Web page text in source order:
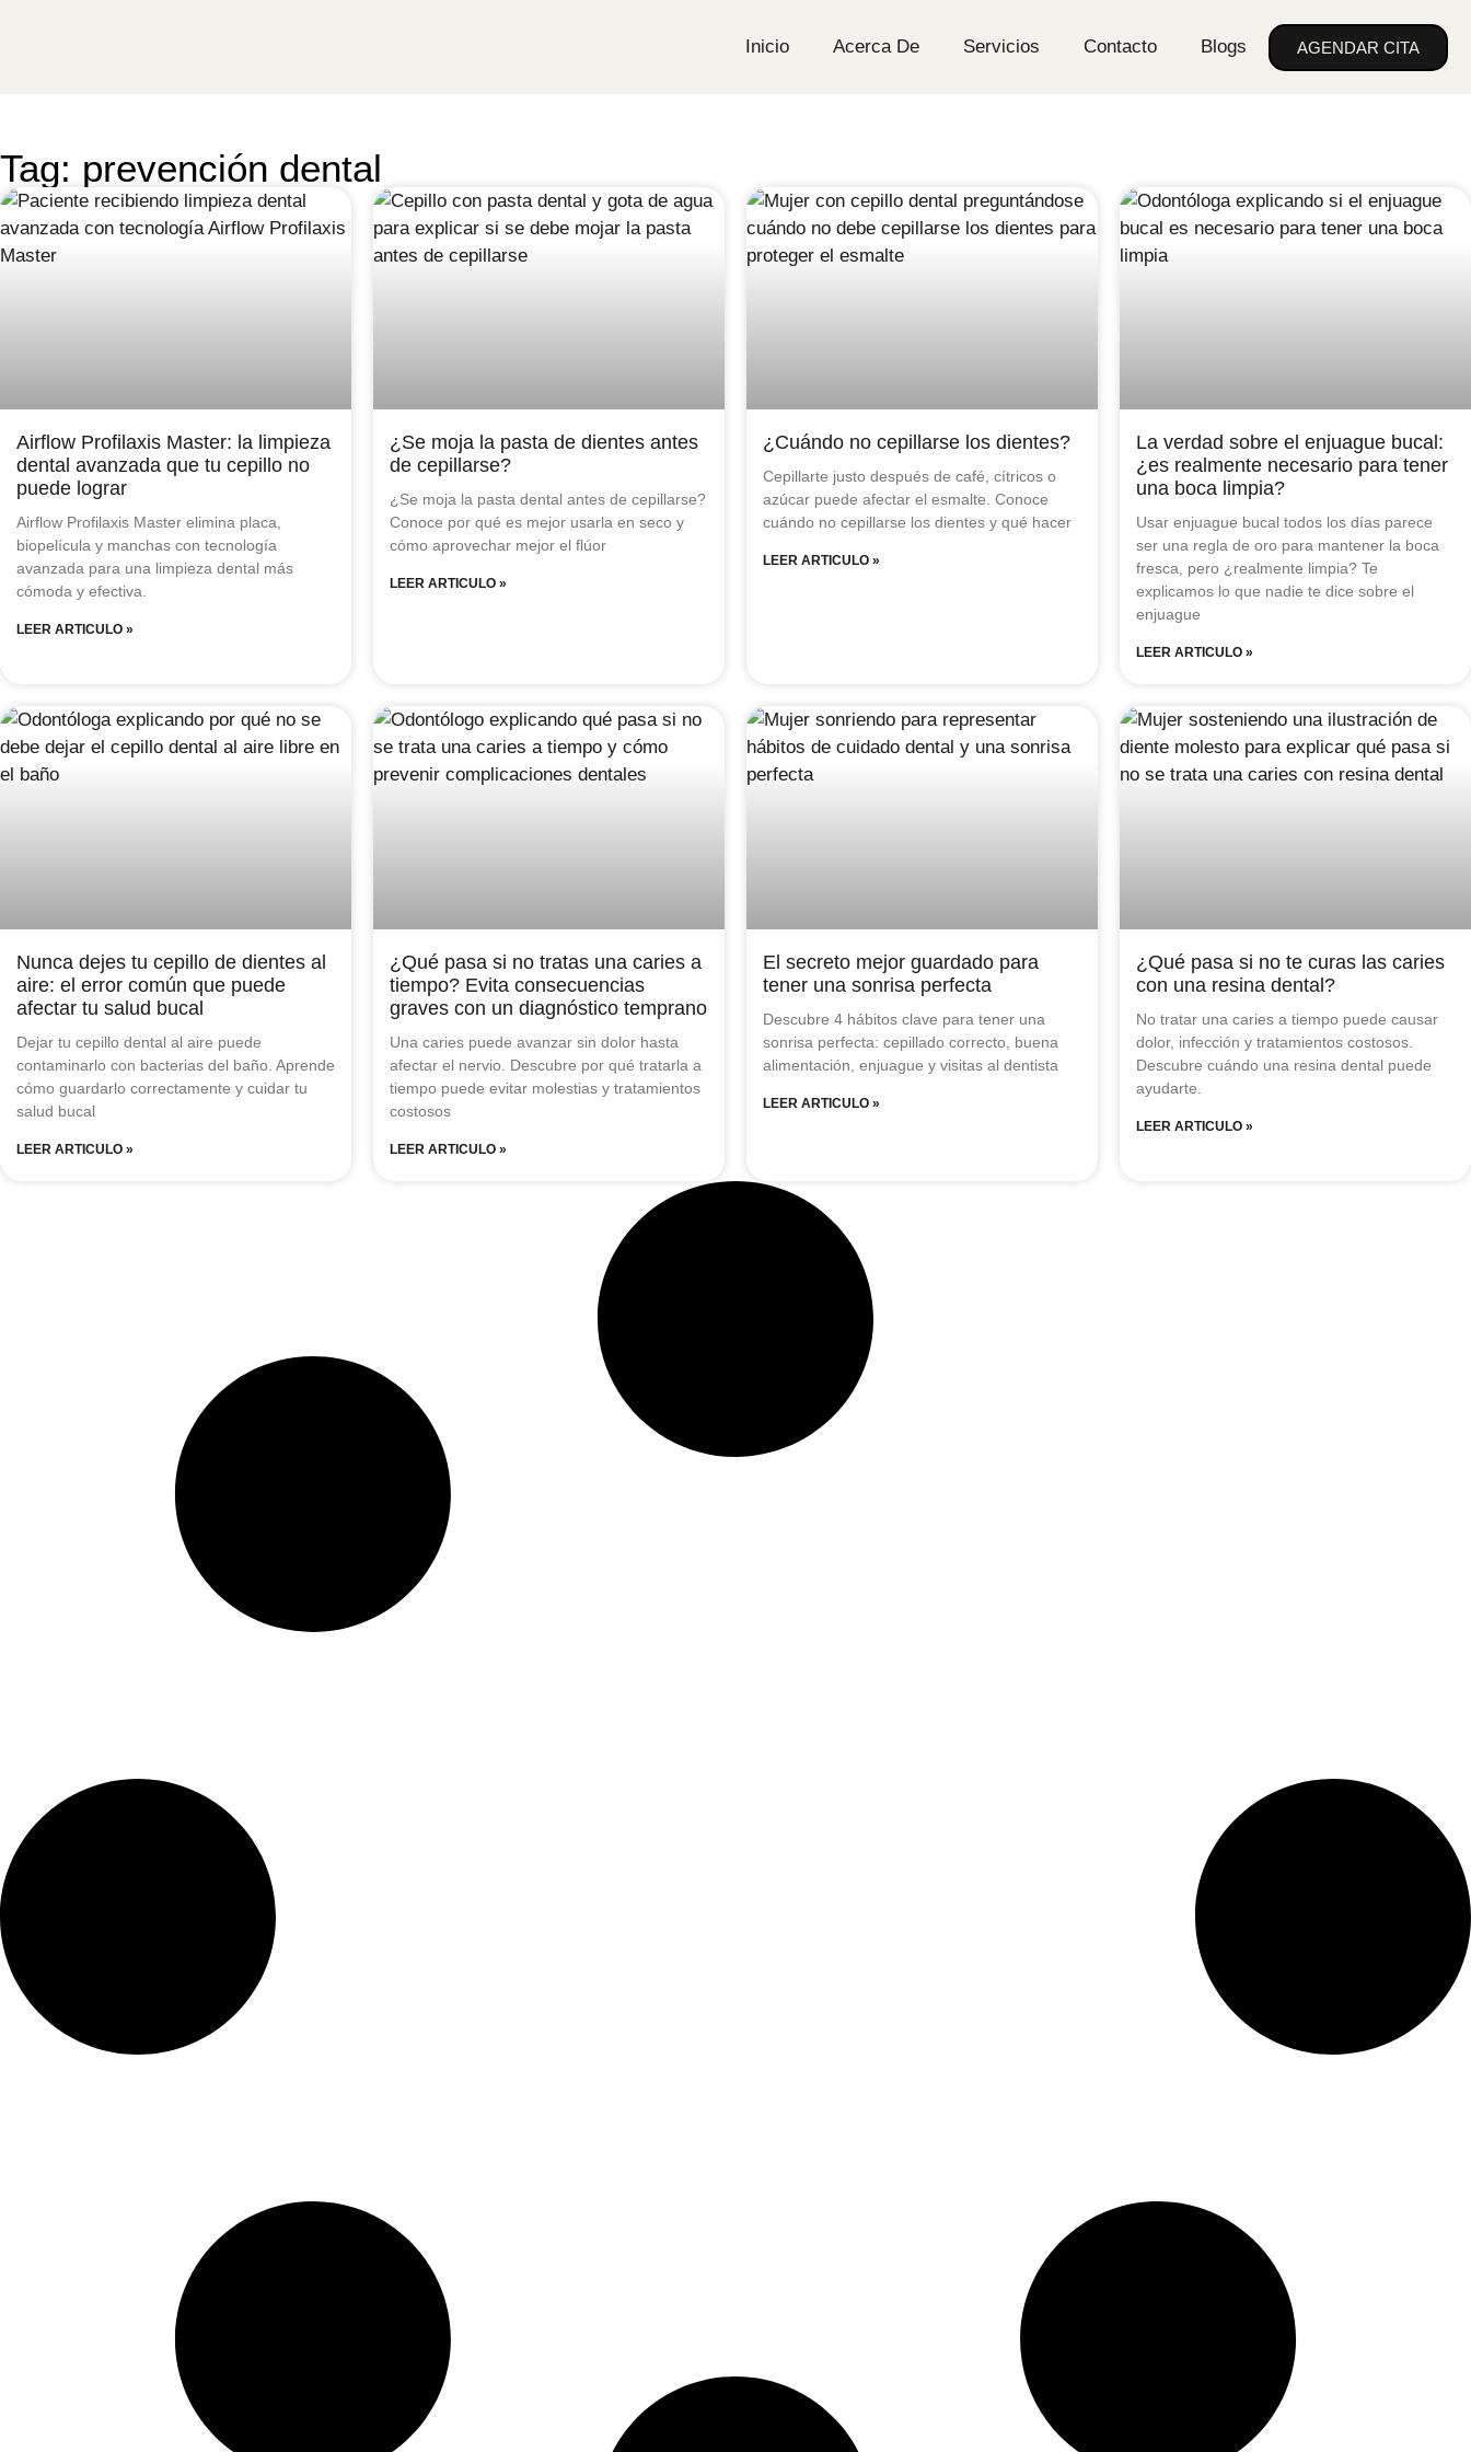
Inicio Acerca De Servicios Contacto Blogs AGENDAR CITA
Tag: prevención dental
Airflow Profilaxis Master: la limpieza
dental avanzada que tu cepillo no
puede lograr
Airflow Profilaxis Master elimina placa,
biopelícula y manchas con tecnología
avanzada para una limpieza dental más
cómoda y efectiva.
LEER ARTICULO »
¿Se moja la pasta de dientes antes
de cepillarse?
¿Se moja la pasta dental antes de cepillarse?
Conoce por qué es mejor usarla en seco y
cómo aprovechar mejor el flúor
LEER ARTICULO »
¿Cuándo no cepillarse los dientes?
Cepillarte justo después de café, cítricos o
azúcar puede afectar el esmalte. Conoce
cuándo no cepillarse los dientes y qué hacer
LEER ARTICULO »
La verdad sobre el enjuague bucal:
¿es realmente necesario para tener
una boca limpia?
Usar enjuague bucal todos los días parece
ser una regla de oro para mantener la boca
fresca, pero ¿realmente limpia? Te
explicamos lo que nadie te dice sobre el
enjuague
LEER ARTICULO »
Nunca dejes tu cepillo de dientes al
aire: el error común que puede
afectar tu salud bucal
Dejar tu cepillo dental al aire puede
contaminarlo con bacterias del baño. Aprende
cómo guardarlo correctamente y cuidar tu
salud bucal
LEER ARTICULO »
¿Qué pasa si no tratas una caries a
tiempo? Evita consecuencias
graves con un diagnóstico temprano
Una caries puede avanzar sin dolor hasta
afectar el nervio. Descubre por qué tratarla a
tiempo puede evitar molestias y tratamientos
costosos
LEER ARTICULO »
El secreto mejor guardado para
tener una sonrisa perfecta
Descubre 4 hábitos clave para tener una
sonrisa perfecta: cepillado correcto, buena
alimentación, enjuague y visitas al dentista
LEER ARTICULO »
¿Qué pasa si no te curas las caries
con una resina dental?
No tratar una caries a tiempo puede causar
dolor, infección y tratamientos costosos.
Descubre cuándo una resina dental puede
ayudarte.
LEER ARTICULO »